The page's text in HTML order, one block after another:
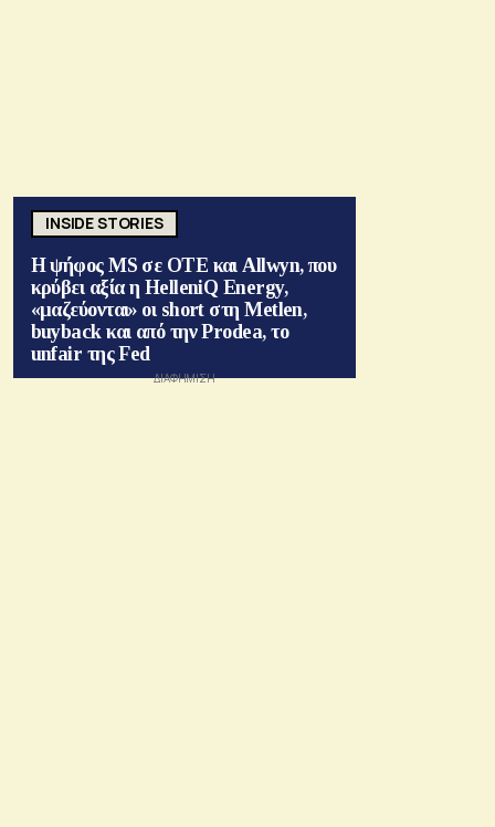
INSIDE STORIES
Η ψήφος MS σε ΟΤΕ και Allwyn, που
κρύβει αξία η HelleniQ Energy,
«μαζεύονται» οι short στη Metlen,
buyback και από την Prodea, το
unfair της Fed